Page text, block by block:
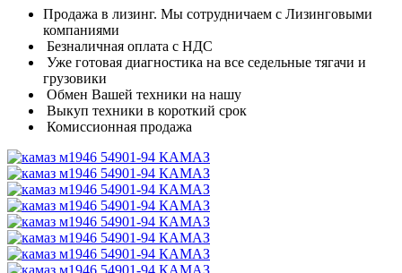
Продажа в лизинг. Мы сотрудничаем с Лизинговыми
компаниями
Безналичная оплата с НДС
Уже готовая диагностика на все седельные тягачи и
грузовики
Обмен Вашей техники на нашу
Выкуп техники в короткий срок
Комиссионная продажа